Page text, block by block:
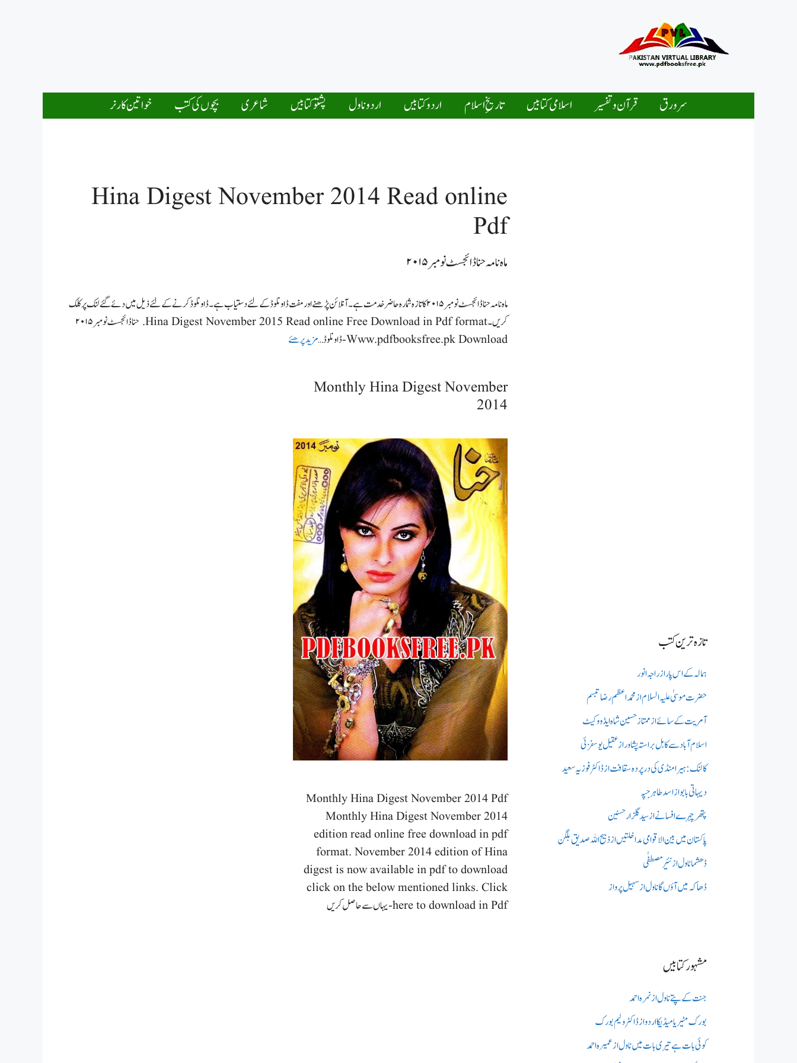
سرورق قرآن و تفسیر اسلامی کتابیں تاریخِ اسلام اردو کتابیں اردو ناول پشتو کتابیں شاعری بچوں کی کتب خواتین کارنر
Hina Digest November 2014 Read online
Pdf
ماہ نامہ حنا ڈائجسٹ نومبر ۲۰۱۵
ماہ نامہ حنا ڈائجسٹ نومبر ۲۰۱۵ کا تازہ شمارہ حاضر خدمت ہے۔ آنلائن پڑھنے اور مفت ڈاونلوڈ کے لئے دستیاب ہے۔ ڈاونلوڈ کرنے کے لئے ذیل میں دئے گئے لنک پر کلک
کریں۔ Hina Digest November 2015 Read online Free Download in Pdf format. حنا ڈائجسٹ نومبر ۲۰۱۵
Www.pdfbooksfree.pk Download-ڈاونلوڈ …
مزید پرھئے
Monthly Hina Digest November
2014
Monthly Hina Digest November 2014 Pdf
Monthly Hina Digest November 2014
edition read online free download in pdf
format. November 2014 edition of Hina
digest is now available in pdf to download
click on the below mentioned links. Click
here to download in Pdf-یہاں سے حاصل کریں
تازہ ترین کتب
ہمالہ کے اس پار از راجہ انور
حضرت موسیٰ علیہ السلام از محمد اعظم رضا تبسم
آمریت کے سائے از ممتاز حسین شاہ ایڈووکیٹ
اسلام آباد سے کابل براستہ پشاور از عقیل یوسفزئی
کالنک: ہیرا منڈی کی در پردہ سقافت از ڈاکٹر فوزیہ سعید
دیہاتی بابو از اسد طاہر جپہ
پتھر چہرے افسانے از سید گلزار حسنین
پاکستان میں بین الاقوامی مداخلتیں از ذبیح اللہ صدیق بلگن
ڈھشما ناول از نئیر مصطفٰی
ڈھاکہ میں آؤں گا ناول از سہیل پرواز
مشہور کتابیں
جنت کے پتے ناول از نمرہ احمد
بورک مٹیریا میڈیکااردو از ڈاکٹر ولیم بورک
کوئی بات ہے تیری بات میں ناول از عمیرہ احمد